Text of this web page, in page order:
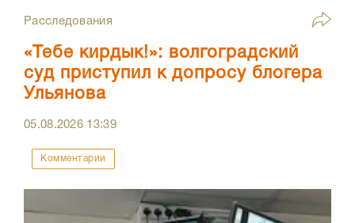
Расследования
«Тебе кирдык!»: волгоградский
суд приступил к допросу блогера
Ульянова
05.08.2026 13:39
Комментарии